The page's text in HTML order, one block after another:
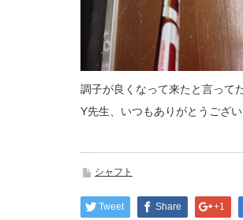
調子が良くなって来たと言って
Y先生、いつもありがとうござ
シャフト
Tweet Share +1